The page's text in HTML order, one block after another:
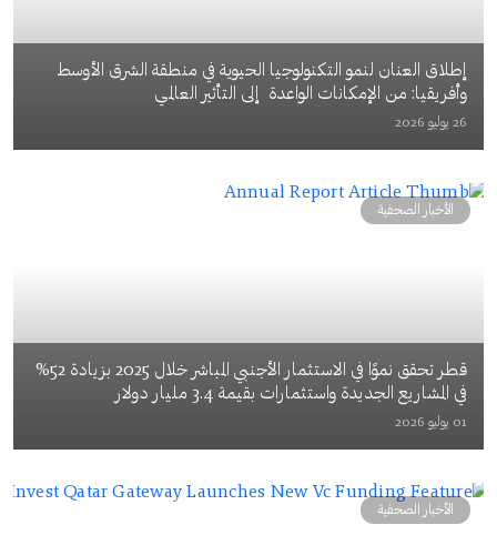
إطلاق العنان لنمو التكنولوجيا الحيوية في منطقة الشرق الأوسط
وأفريقيا: من الإمكانات الواعدة إلى التأثير العالمي
26 يوليو 2026
الأخبار الصحفية
قطر تحقق نموًا في الاستثمار الأجنبي المباشر خلال 2025 بزيادة 52%
في المشاريع الجديدة واستثمارات بقيمة 3.4 مليار دولار
01 يوليو 2026
الأخبار الصحفية